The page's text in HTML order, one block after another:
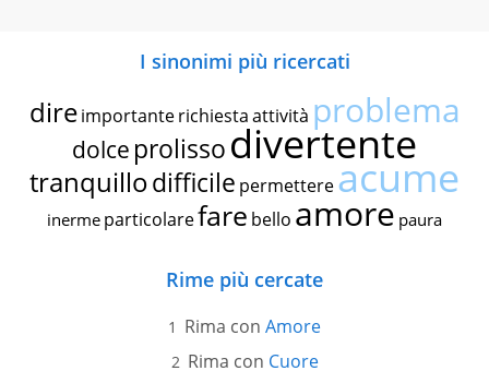
I sinonimi più ricercati
dire importante richiestaattività problema
dolce prolissodivertente
tranquillodifficile permettereacume
inerme particolarefare bello amore paura
Rime più cercate
Rima con Amore
Rima con Cuore